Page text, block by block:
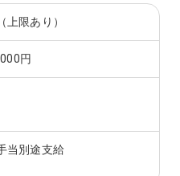
上限あり）
円
当別途支給